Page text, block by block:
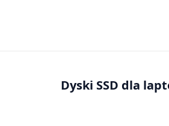
Dyski SSD dla